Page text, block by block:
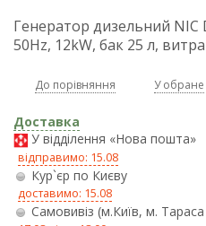
Генератор дизельний NIC
50Hz, 12kW, бак 25 л,
До порівняння У обране
Доставка
У відділення «Нова пошта»
відправимо: 15.08
Кур`єр по Києву
доставимо: 15.08
Самовивіз (м.Київ, м.